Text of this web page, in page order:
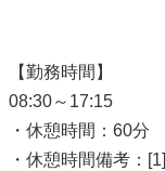
【勤務時間】
08:30～17:15
・休憩時間：60分
・休憩時間備考：